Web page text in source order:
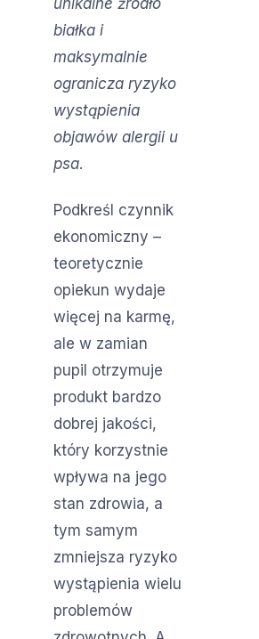
białka i
maksymalnie
ogranicza ryzyko
wystąpienia
objawów alergii u
psa.
Podkreśl czynnik
ekonomiczny –
teoretycznie
opiekun wydaje
więcej na karmę,
ale w zamian
pupil otrzymuje
produkt bardzo
dobrej jakości,
który korzystnie
wpływa na jego
stan zdrowia, a
tym samym
zmniejsza ryzyko
wystąpienia wielu
problemów